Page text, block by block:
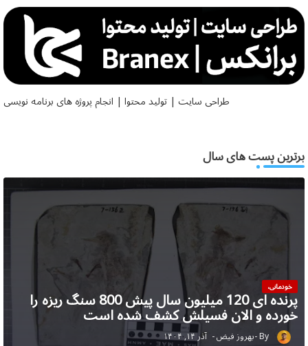
طراحی سایت | تولید محتوا | انجام پروژه های برنامه نویسی
برترین پست های سال
خودمانی، پرنده ای 120 میلیون سال پیش 800 سنگ ریزه را
خورده و الان فسیلش کشف شده است
بهروز فیض آذر ۱۴, ۱۴۰۴